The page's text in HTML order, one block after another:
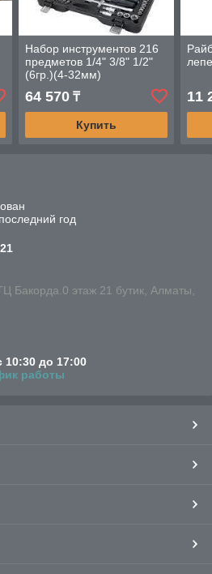
Набор инструментов 216
предметов 1/4" 3/8" 1/2"
(6гр.)(4-32мм)
ROCKFORCE
64 570₸
Купить
11
год
Бакорда.0 этаж 21 бутик, Алматы,
10:30 до 17:00
работы